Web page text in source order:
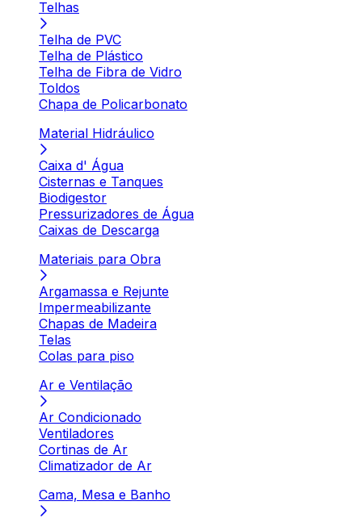
Telhas
Telha de PVC
Telha de Plástico
Telha de Fibra de Vidro
Toldos
Chapa de Policarbonato
Material Hidráulico
Caixa d' Água
Cisternas e Tanques
Biodigestor
Pressurizadores de Água
Caixas de Descarga
Materiais para Obra
Argamassa e Rejunte
Impermeabilizante
Chapas de Madeira
Telas
Colas para piso
Ar e Ventilação
Ar Condicionado
Ventiladores
Cortinas de Ar
Climatizador de Ar
Cama, Mesa e Banho